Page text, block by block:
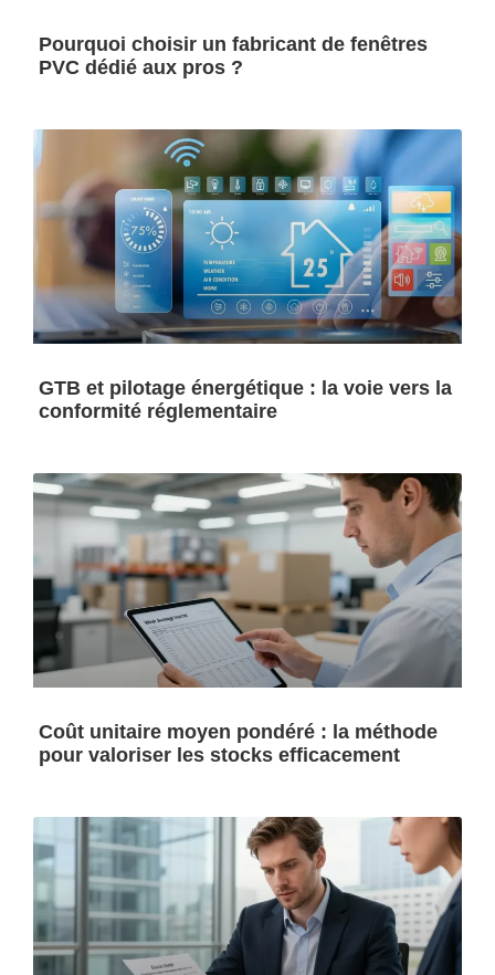
Pourquoi choisir un fabricant de fenêtres
PVC dédié aux pros ?
GTB et pilotage énergétique : la voie vers la
conformité réglementaire
Coût unitaire moyen pondéré : la méthode
pour valoriser les stocks efficacement